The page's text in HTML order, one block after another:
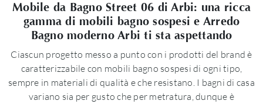
Mobile da Bagno Street 06 di Arbi: una ricca
gamma di mobili bagno sospesi e Arredo
Bagno moderno Arbi ti sta aspettando
Ciascun progetto messo a punto con i prodotti del brand è
caratterizzabile con mobili bagno sospesi di ogni tipo,
sempre in materiali di qualità e che resistano. I bagni di casa
variano sia per gusto che per metratura, dunque è